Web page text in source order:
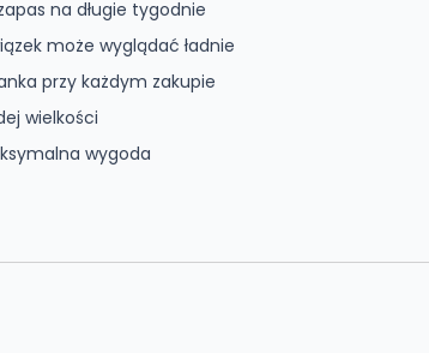
na długie tygodnie
może wyglądać ładnie
przy każdym zakupie
wielkości
wygoda